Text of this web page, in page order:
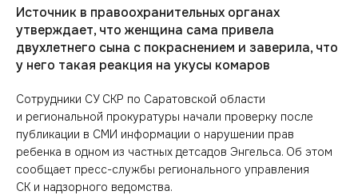
Источник в правоохранительных органах
утверждает, что женщина сама привела
двухлетнего сына с покраснением и заверила, что
у него такая реакция на укусы комаров
Сотрудники СУ СКР по Саратовской области
и региональной прокуратуры начали проверку после
публикации в СМИ информации о нарушении прав
ребенка в одном из частных детсадов Энгельса. Об этом
сообщает пресс-службы регионального управления
СК и надзорного ведомства.